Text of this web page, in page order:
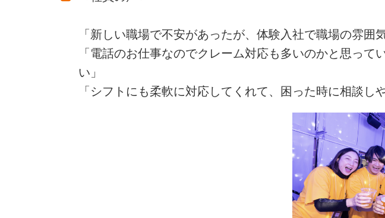
「新しい職場で不安があったが、体験入社で職場の雰囲
「電話のお仕事なのでクレーム対応も多いのかと思っ
い」
「シフトにも柔軟に対応してくれて、困った時に相談し